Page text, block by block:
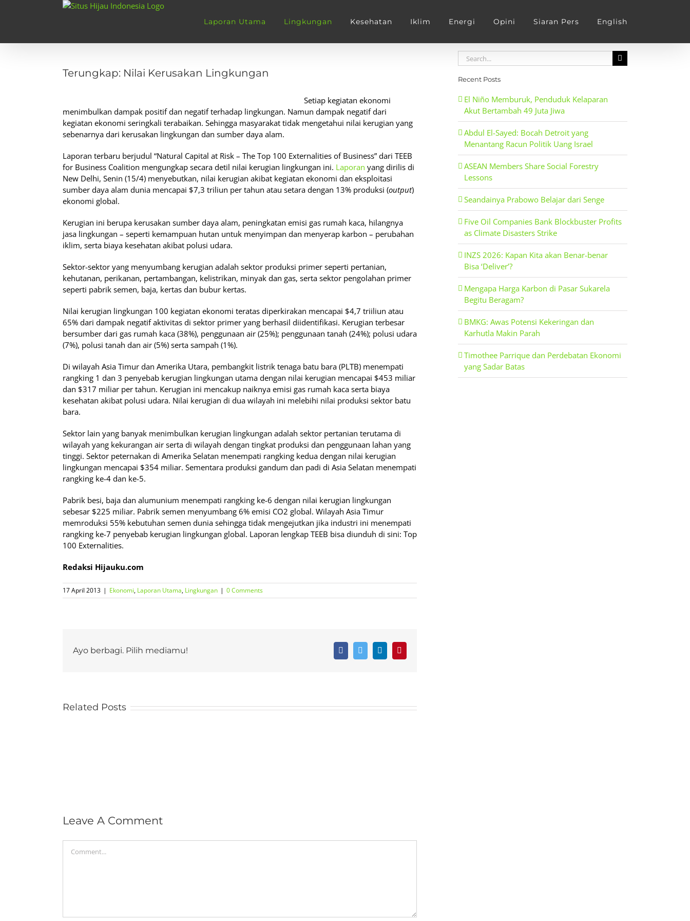
Laporan Utama Lingkungan Kesehatan Iklim Energi Opini Siaran Pers English
Larger
Image
Terungkap: Nilai Kerusakan Lingkungan
Setiap kegiatan ekonomi
menimbulkan dampak positif dan negatif terhadap lingkungan. Namun dampak negatif dari
kegiatan ekonomi seringkali terabaikan. Sehingga masyarakat tidak mengetahui nilai kerugian yang
sebenarnya dari kerusakan lingkungan dan sumber daya alam.
Laporan terbaru berjudul “Natural Capital at Risk – The Top 100 Externalities of Business” dari TEEB
for Business Coalition mengungkap secara detil nilai kerugian lingkungan ini. Laporan yang dirilis di
New Delhi, Senin (15/4) menyebutkan, nilai kerugian akibat kegiatan ekonomi dan eksploitasi
sumber daya alam dunia mencapai $7,3 triliun per tahun atau setara dengan 13% produksi (output)
ekonomi global.
Kerugian ini berupa kerusakan sumber daya alam, peningkatan emisi gas rumah kaca, hilangnya
jasa lingkungan – seperti kemampuan hutan untuk menyimpan dan menyerap karbon – perubahan
iklim, serta biaya kesehatan akibat polusi udara.
Sektor-sektor yang menyumbang kerugian adalah sektor produksi primer seperti pertanian,
kehutanan, perikanan, pertambangan, kelistrikan, minyak dan gas, serta sektor pengolahan primer
seperti pabrik semen, baja, kertas dan bubur kertas.
Nilai kerugian lingkungan 100 kegiatan ekonomi teratas diperkirakan mencapai $4,7 triiliun atau
65% dari dampak negatif aktivitas di sektor primer yang berhasil diidentifikasi. Kerugian terbesar
bersumber dari gas rumah kaca (38%), penggunaan air (25%); penggunaan tanah (24%); polusi udara
(7%), polusi tanah dan air (5%) serta sampah (1%).
Di wilayah Asia Timur dan Amerika Utara, pembangkit listrik tenaga batu bara (PLTB) menempati
rangking 1 dan 3 penyebab kerugian lingkungan utama dengan nilai kerugian mencapai $453 miliar
dan $317 miliar per tahun. Kerugian ini mencakup naiknya emisi gas rumah kaca serta biaya
kesehatan akibat polusi udara. Nilai kerugian di dua wilayah ini melebihi nilai produksi sektor batu
bara.
Sektor lain yang banyak menimbulkan kerugian lingkungan adalah sektor pertanian terutama di
wilayah yang kekurangan air serta di wilayah dengan tingkat produksi dan penggunaan lahan yang
tinggi. Sektor peternakan di Amerika Selatan menempati rangking kedua dengan nilai kerugian
lingkungan mencapai $354 miliar. Sementara produksi gandum dan padi di Asia Selatan menempati
rangking ke-4 dan ke-5.
Pabrik besi, baja dan alumunium menempati rangking ke-6 dengan nilai kerugian lingkungan
sebesar $225 miliar. Pabrik semen menyumbang 6% emisi CO2 global. Wilayah Asia Timur
memroduksi 55% kebutuhan semen dunia sehingga tidak mengejutkan jika industri ini menempati
rangking ke-7 penyebab kerugian lingkungan global. Laporan lengkap TEEB bisa diunduh di sini: Top
100 Externalities.
Redaksi Hijauku.com
17 April 2013 | Ekonomi, Laporan Utama, Lingkungan | 0 Comments
Ayo berbagi. Pilih mediamu! FacebookTwitter LinkedIn
Related Posts
Leave A Comment
Search
for:
Recent Posts
El Niño Memburuk, Penduduk Kelaparan
Akut Bertambah 49 Juta Jiwa
Abdul El-Sayed: Bocah Detroit yang
Menantang Racun Politik Uang Israel
ASEAN Members Share Social Forestry
Lessons
Seandainya Prabowo Belajar dari Senge
Five Oil Companies Bank Blockbuster Profits
as Climate Disasters Strike
INZS 2026: Kapan Kita akan Benar-benar
Bisa ‘Deliver’?
Mengapa Harga Karbon di Pasar Sukarela
Begitu Beragam?
BMKG: Awas Potensi Kekeringan dan
Karhutla Makin Parah
Timothee Parrique dan Perdebatan Ekonomi
yang Sadar Batas